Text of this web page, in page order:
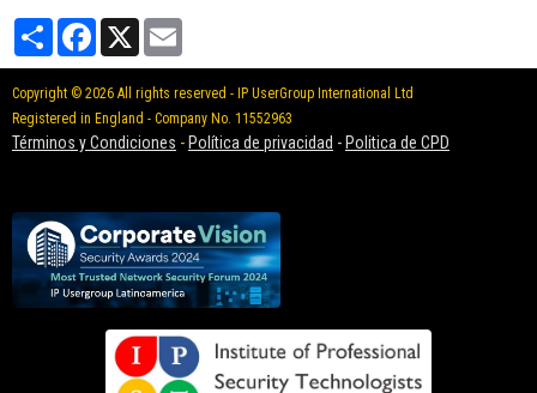
PartagerFacebook
X
Copyright © 2026 All rights reserved - IP UserGroup International Ltd
Registered in England - Company No. 11552963
Términos y Condiciones - Política de privacidad - Politica de CPD